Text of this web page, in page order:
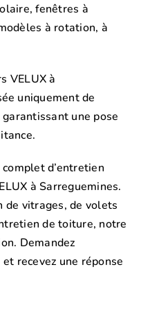
fenêtres à
à rotation, à
VELUX à
uniquement de
garantissant une pose
d’entretien
à Sarreguemines.
de vitrages, de volets
de toiture, notre
Demandez
recevez une réponse